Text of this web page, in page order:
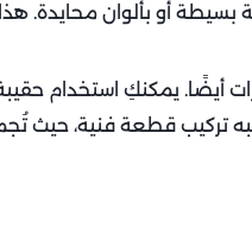
أو بألوان محايدة. هذا
أيضًا. يمكنكِ استخدام
تركيب قطعة فنية، حيث